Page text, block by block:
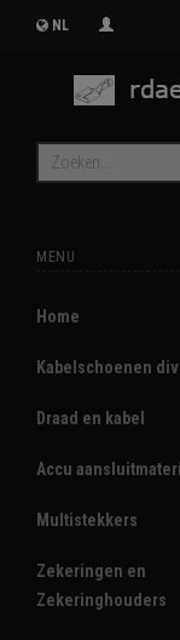
NL
MENU
Home
Kabelschoenen div
Draad en kabel
Accu
Multistekkers
Zekeringen en
Zekeringhouders